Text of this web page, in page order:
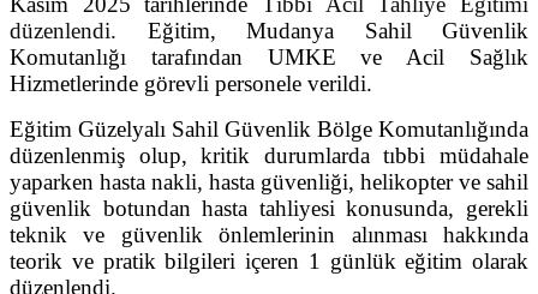
düzenlendi.
Eğitim, Mudanya Sahil Güvenlik
Komutanlığı tarafından UMKE ve Acil Sağlık
Hizmetlerinde görevli personele verildi.
Eğitim Güzelyalı Sahil Güvenlik Bölge Komutanlığında
düzenlenmiş olup, kritik durumlarda tıbbi müdahale
yaparken hasta nakli, hasta güvenliği, helikopter ve sahil
güvenlik botundan hasta tahliyesi konusunda, gerekli
teknik ve güvenlik önlemlerinin alınması hakkında
teorik ve pratik bilgileri içeren 1 günlük eğitim olarak
düzenlendi.